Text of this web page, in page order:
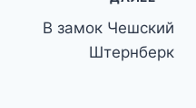
В замок Чешский
Штернберк